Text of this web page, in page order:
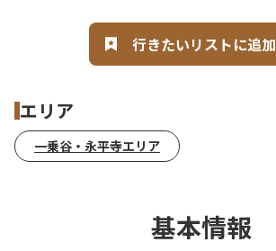
行きたいリストに追加
エリア
一乗谷・永平寺エリア
基本情報